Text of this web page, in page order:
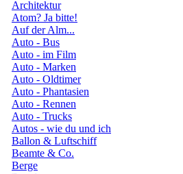
Architektur
Atom? Ja bitte!
Auf der Alm...
Auto - Bus
Auto - im Film
Auto - Marken
Auto - Oldtimer
Auto - Phantasien
Auto - Rennen
Auto - Trucks
Autos - wie du und ich
Ballon & Luftschiff
Beamte & Co.
Berge